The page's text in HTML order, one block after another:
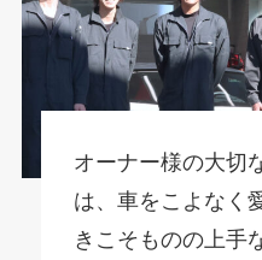
オーナー様の大切
は、車をこよなく
きこそものの上手